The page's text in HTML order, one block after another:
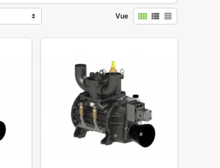
Vue view_comfy view_list view_headline